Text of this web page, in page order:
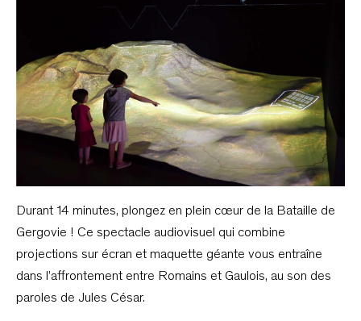
Durant 14 minutes, plongez en plein cœur de la Bataille de
Gergovie ! Ce spectacle audiovisuel qui combine
projections sur écran et maquette géante vous entraîne
dans l’affrontement entre Romains et Gaulois, au son des
paroles de Jules César.